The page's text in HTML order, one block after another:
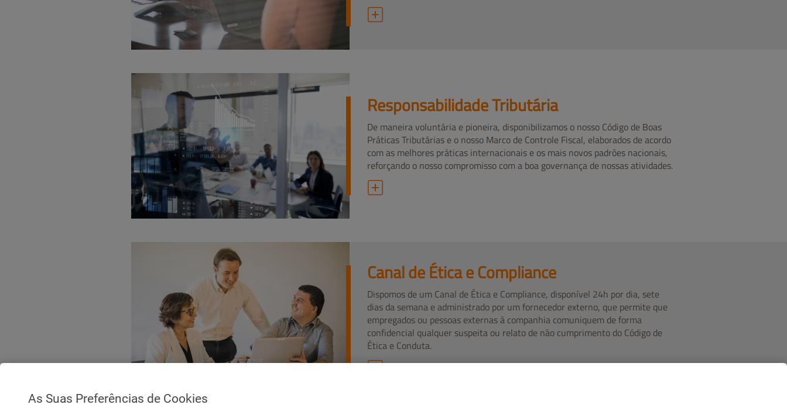
Responsabilidade Tributária
De maneira voluntária e pioneira, disponibilizamos o nosso Código de Boas
Práticas Tributárias e o nosso Marco de Controle Fiscal, elaborados de acordo
com as melhores práticas internacionais e os mais novos padrões nacionais,
reforçando o nosso compromisso com a boa governança de nossas atividades.
Canal de Ética e Compliance
Dispomos de um Canal de Ética e Compliance, disponível 24h por dia, sete
dias da semana e administrado por um fornecedor externo, que permite que
empregados ou pessoas externas à companhia comuniquem de forma
confidencial qualquer suspeita ou relato de não cumprimento do Código de
Ética e Conduta.
As Suas Preferências de Cookies